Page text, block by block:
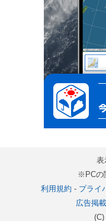
表
※PCの
利用規約 - プライ
広告掲載
(C)